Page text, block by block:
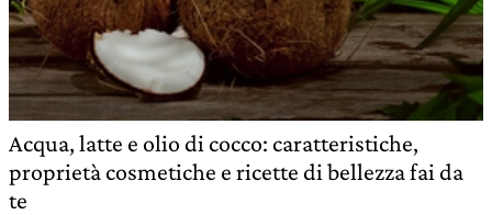
Acqua, latte e olio di cocco: caratteristiche,
proprietà cosmetiche e ricette di bellezza fai da
te